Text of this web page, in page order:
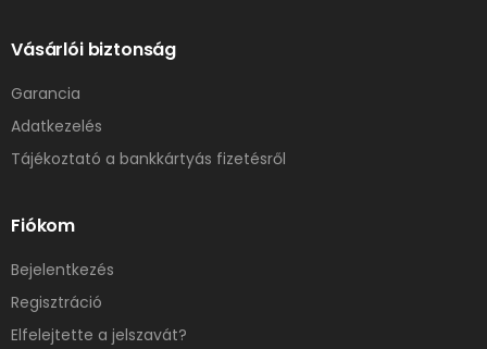
Vásárlói biztonság
Garancia
Adatkezelés
Tájékoztató a bankkártyás fizetésről
Fiókom
Bejelentkezés
Regisztráció
Elfelejtette a jelszavát?